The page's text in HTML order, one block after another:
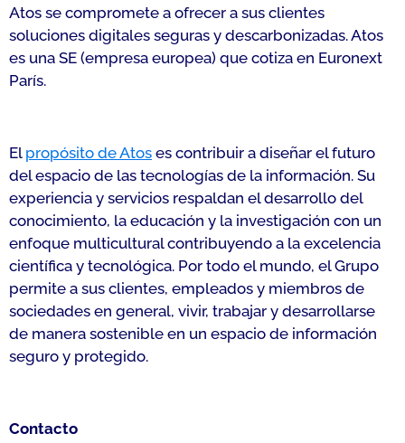
Atos se compromete a ofrecer a sus clientes
soluciones digitales seguras y descarbonizadas. Atos
es una SE (empresa europea) que cotiza en Euronext
París.
El propósito de Atos es contribuir a diseñar el futuro
del espacio de las tecnologías de la información. Su
experiencia y servicios respaldan el desarrollo del
conocimiento, la educación y la investigación con un
enfoque multicultural contribuyendo a la excelencia
científica y tecnológica. Por todo el mundo, el Grupo
permite a sus clientes, empleados y miembros de
sociedades en general, vivir, trabajar y desarrollarse
de manera sostenible en un espacio de información
seguro y protegido.
Contacto